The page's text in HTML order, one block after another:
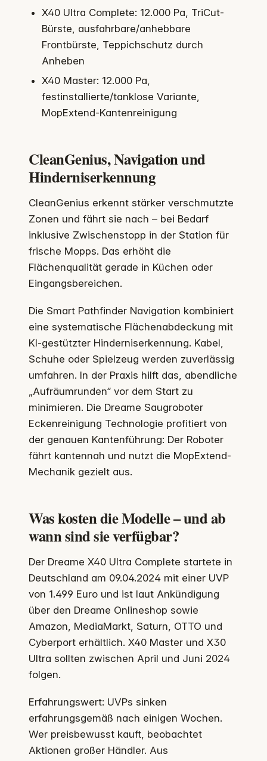
X40 Ultra Complete: 12.000 Pa, TriCut-
Bürste, ausfahrbare/anhebbare
Frontbürste, Teppichschutz durch
Anheben
X40 Master: 12.000 Pa,
festinstallierte/tanklose Variante,
MopExtend-Kantenreinigung
CleanGenius, Navigation und
Hinderniserkennung
CleanGenius erkennt stärker verschmutzte
Zonen und fährt sie nach – bei Bedarf
inklusive Zwischenstopp in der Station für
frische Mopps. Das erhöht die
Flächenqualität gerade in Küchen oder
Eingangsbereichen.
Die Smart Pathfinder Navigation kombiniert
eine systematische Flächenabdeckung mit
KI-gestützter Hinderniserkennung. Kabel,
Schuhe oder Spielzeug werden zuverlässig
umfahren. In der Praxis hilft das, abendliche
„Aufräumrunden“ vor dem Start zu
minimieren. Die Dreame Saugroboter
Eckenreinigung Technologie profitiert von
der genauen Kantenführung: Der Roboter
fährt kantennah und nutzt die MopExtend-
Mechanik gezielt aus.
Was kosten die Modelle – und ab
wann sind sie verfügbar?
Der Dreame X40 Ultra Complete startete in
Deutschland am 09.04.2024 mit einer UVP
von 1.499 Euro und ist laut Ankündigung
über den Dreame Onlineshop sowie
Amazon, MediaMarkt, Saturn, OTTO und
Cyberport erhältlich. X40 Master und X30
Ultra sollten zwischen April und Juni 2024
folgen.
Erfahrungswert: UVPs sinken
erfahrungsgemäß nach einigen Wochen.
Wer preisbewusst kauft, beobachtet
Aktionen großer Händler. Aus